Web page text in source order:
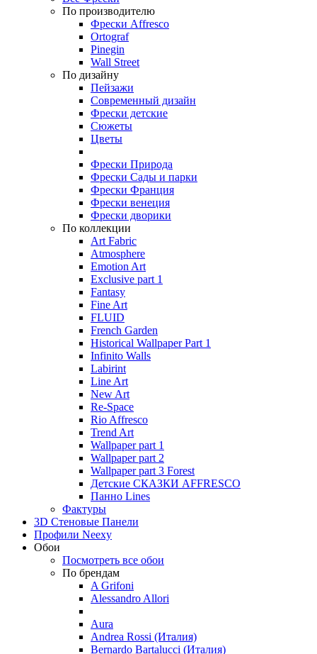
По производителю
Фрески Affresco
Ortograf
Pinegin
Wall Street
По дизайну
Пейзажи
Современный дизайн
Фрески детские
Сюжеты
Цветы
Фрески Природа
Фрески Сады и парки
Фрески Франция
Фрески венеция
Фрески дворики
По коллекции
Art Fabric
Atmosphere
Emotion Art
Exclusive part 1
Fantasy
Fine Art
FLUID
French Garden
Historical Wallpaper Part 1
Infinito Walls
Labirint
Line Art
New Art
Re-Space
Rio Affresco
Trend Art
Wallpaper part 1
Wallpaper part 2
Wallpaper part 3 Forest
Детские СКАЗКИ AFFRESCO
Панно Lines
Фактуры
3D Стеновые Панели
Профили Neexy
Обои
Посмотреть все обои
По брендам
A Grifoni
Alessandro Allori
Aura
Andrea Rossi (Италия)
Bernardo Bartalucci (Италия)